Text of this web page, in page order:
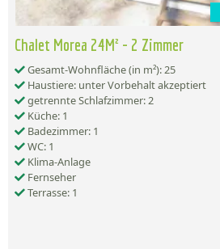
Chalet Morea 24M² - 2 Zimmer
Gesamt-Wohnfläche (in m²): 25
Haustiere: unter Vorbehalt akzeptiert
getrennte Schlafzimmer: 2
Küche: 1
Badezimmer: 1
WC: 1
Klima-Anlage
Fernseher
Terrasse: 1